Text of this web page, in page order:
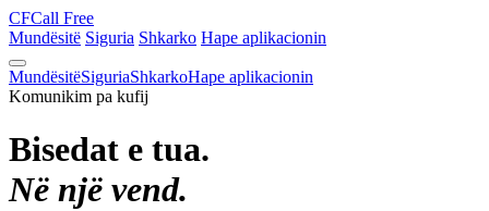
CFCall Free
Mundësitë Siguria Shkarko Hape aplikacionin
MundësitëSiguriaShkarkoHape aplikacionin
Komunikim pa kufij
Bisedat e tua.
Në një vend.